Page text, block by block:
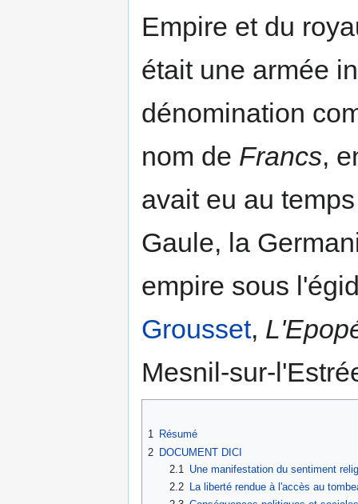
Empire et du
était une armée
dénomination
nom de Francs,
avait eu au
Gaule, la
empire sous
Grousset,
Mesnil-sur-
1 Résumé
2 DOCUMENT DICI
2.1
Une manifestation du sentiment
2.2
La liberté rendue à l'accès au